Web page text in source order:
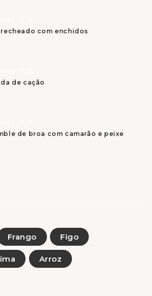
recheado com enchidos
de cação
de broa com camarão e peixe
Frango Figo
Arroz